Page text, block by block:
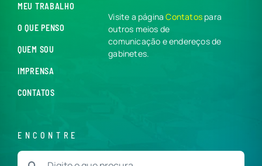
MEU TRABALHO
O QUE PENSO
QUEM SOU
IMPRENSA
CONTATOS
Visite a páginaContatos para
outros meios de
comunicação e endereços de
gabinetes.
ENCONTRE
Buscar